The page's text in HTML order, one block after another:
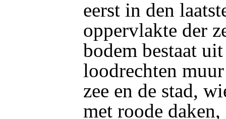
eerst in den
oppervlakte der
bodem bestaat
loodrechten
zee en de stad,
met roode